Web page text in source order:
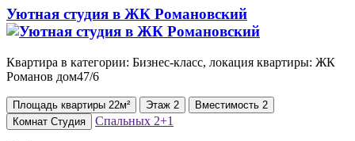
Уютная студия в ЖК Романовский
Квартира в категории: Бизнес-класс, локация квартиры: ЖК
Романов дом47/6
Площадь квартиры 22м² Этаж 2 Вместимость 2
Комнат Студия Спальных 2+1